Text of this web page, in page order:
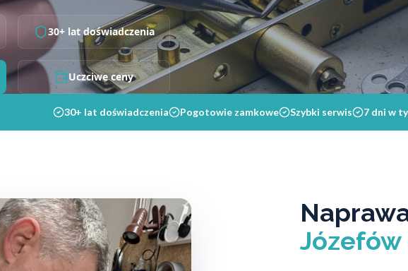
30+ lat doświadczenia
Uczciwe ceny
30+ lat doświadczenia Pogotowie zamkowe Szybki serwis 7 dni w
Józefów